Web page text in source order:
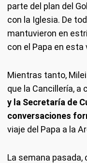
parte del plan del
con la Iglesia. De
mantuvieron en
con el Papa en esta
Mientras tanto,
que la Cancillería, a
y la Secretaría de
conversaciones
viaje del Papa a la
La semana